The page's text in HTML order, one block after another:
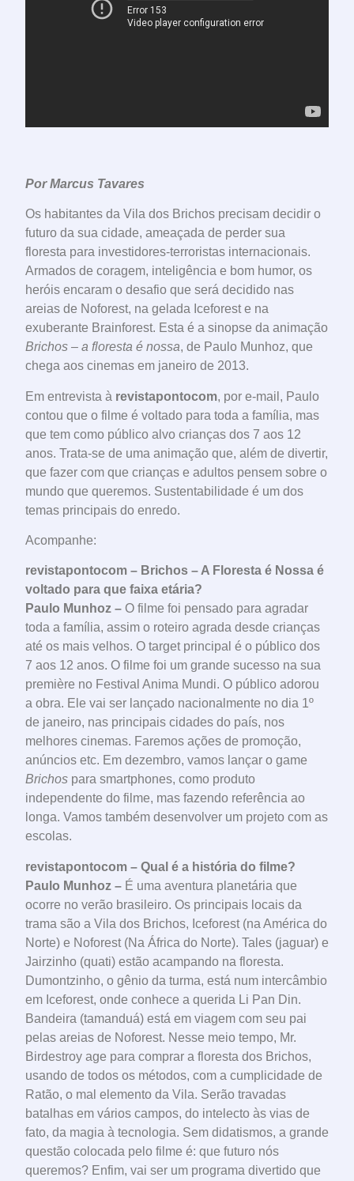
Por Marcus Tavares
Os habitantes da Vila dos Brichos precisam decidir o
futuro da sua cidade, ameaçada de perder sua
floresta para investidores-terroristas internacionais.
Armados de coragem, inteligência e bom humor, os
heróis encaram o desafio que será decidido nas
areias de Noforest, na gelada Iceforest e na
exuberante Brainforest. Esta é a sinopse da animação
Brichos – a floresta é nossa, de Paulo Munhoz, que
chega aos cinemas em janeiro de 2013.
Em entrevista à revistapontocom, por e-mail, Paulo
contou que o filme é voltado para toda a família, mas
que tem como público alvo crianças dos 7 aos 12
anos. Trata-se de uma animação que, além de divertir,
que fazer com que crianças e adultos pensem sobre o
mundo que queremos. Sustentabilidade é um dos
temas principais do enredo.
Acompanhe:
revistapontocom – Brichos – A Floresta é Nossa é
voltado para que faixa etária?
Paulo Munhoz – O filme foi pensado para agradar
toda a família, assim o roteiro agrada desde crianças
até os mais velhos. O target principal é o público dos
7 aos 12 anos. O filme foi um grande sucesso na sua
première no Festival Anima Mundi. O público adorou
a obra. Ele vai ser lançado nacionalmente no dia 1º
de janeiro, nas principais cidades do país, nos
melhores cinemas. Faremos ações de promoção,
anúncios etc. Em dezembro, vamos lançar o game
Brichos para smartphones, como produto
independente do filme, mas fazendo referência ao
longa. Vamos também desenvolver um projeto com as
escolas.
revistapontocom – Qual é a história do filme?
Paulo Munhoz – É uma aventura planetária que
ocorre no verão brasileiro. Os principais locais da
trama são a Vila dos Brichos, Iceforest (na América do
Norte) e Noforest (Na África do Norte). Tales (jaguar) e
Jairzinho (quati) estão acampando na floresta.
Dumontzinho, o gênio da turma, está num intercâmbio
em Iceforest, onde conhece a querida Li Pan Din.
Bandeira (tamanduá) está em viagem com seu pai
pelas areias de Noforest. Nesse meio tempo, Mr.
Birdestroy age para comprar a floresta dos Brichos,
usando de todos os métodos, com a cumplicidade de
Ratão, o mal elemento da Vila. Serão travadas
batalhas em vários campos, do intelecto às vias de
fato, da magia à tecnologia. Sem didatismos, a grande
questão colocada pelo filme é: que futuro nós
queremos? Enfim, vai ser um programa divertido que